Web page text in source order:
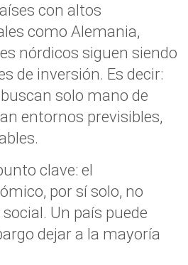
con altos
como Alemania,
nórdicos siguen siendo
de inversión. Es decir:
solo mano de
entornos previsibles,
clave: el
por sí solo, no
Un país puede
dejar a la mayoría